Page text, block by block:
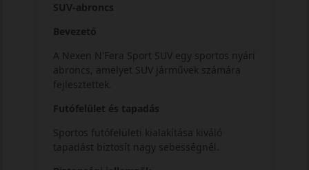
SUV-abroncs
Bevezető
A Nexen N'Fera Sport SUV egy sportos nyári
abroncs, amelyet SUV járművek számára
fejlesztettek.
Futófelület és tapadás
Sportos futófelületi kialakítása kiváló
tapadást biztosít nagy sebességnél.